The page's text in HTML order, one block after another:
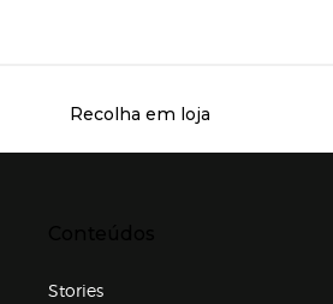
Servicios destacados
Recolha em loja
Stories